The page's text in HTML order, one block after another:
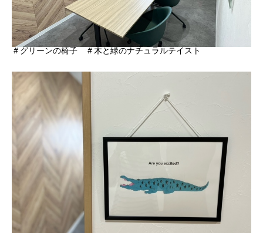
＃グリーンの椅子 ＃木と緑のナチュラルテイスト